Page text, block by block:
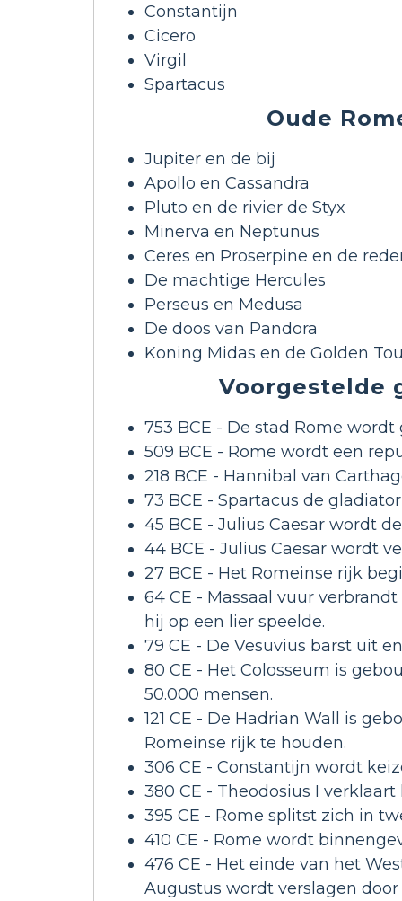
Constantijn
Cicero
Virgil
Spartacus
Oude
Jupiter en de bij
Apollo en Cassandra
Pluto en de rivier de Styx
Minerva en Neptunus
Ceres en Proserpine en de
De machtige Hercules
Perseus en Medusa
De doos van Pandora
Koning Midas en de Golden
Voorgestelde
753 BCE - De stad Rome
509 BCE - Rome wordt een
218 BCE - Hannibal van
73 BCE - Spartacus de
45 BCE - Julius Caesar wordt
44 BCE - Julius Caesar wordt
27 BCE - Het Romeinse rijk
64 CE - Massaal vuur
hij op een lier speelde.
79 CE - De Vesuvius barst uit
80 CE - Het Colosseum is
50.000 mensen.
121 CE - De Hadrian Wall is
Romeinse rijk te houden.
306 CE - Constantijn wordt
380 CE - Theodosius I
395 CE - Rome splitst zich in
410 CE - Rome wordt
476 CE - Het einde van het
Augustus wordt verslagen